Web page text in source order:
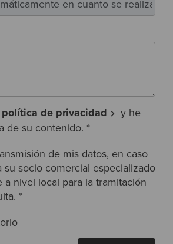
política de privacidad
y he
de su contenido. *
de mis datos, en caso
su socio comercial especializado
a nivel local para la tramitación
*